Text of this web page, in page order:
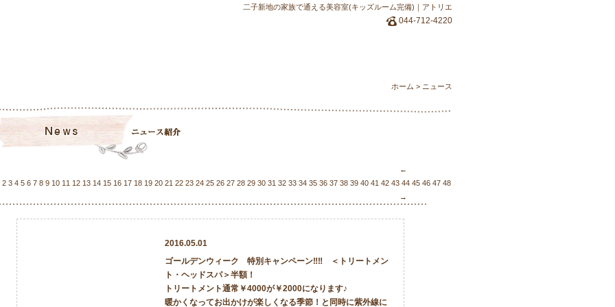
二子新地の家族で通える美容室(キッズルーム完備)｜アトリエ
044-712-4220
ホーム > ニュース
←
2 3 4 5 6 7 8 9 10 11 12 13 14 15 16 17 18 19 20 21 22 23 24 25 26 27 28 29 30 31 32 33 34 35 36 37 38 39 40 41 42 43 44 45 46 47 48
→
2016.05.01
ゴールデンウィーク 特別キャンペーン‼‼ ＜トリートメン
ト・ヘッドスパ＞半額！
トリートメント通常￥4000が￥2000になります♪
暖かくなってお出かけが楽しくなる季節！と同時に紫外線に